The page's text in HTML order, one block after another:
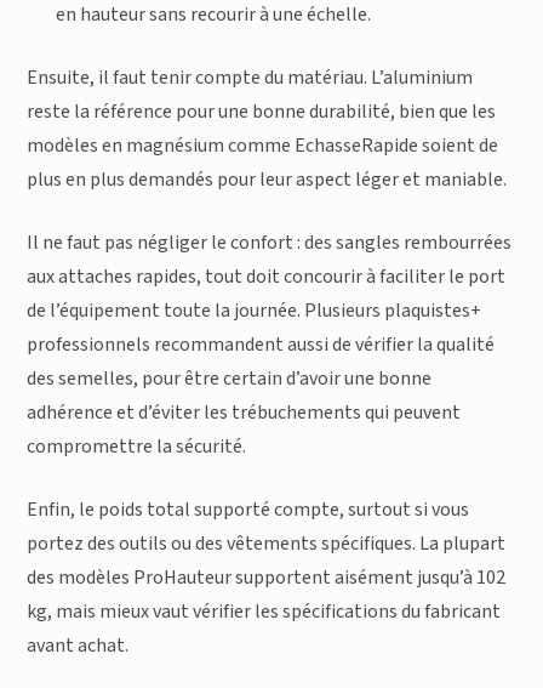
en hauteur sans recourir à une échelle.
Ensuite, il faut tenir compte du matériau. L’aluminium
reste la référence pour une bonne durabilité, bien que les
modèles en magnésium comme EchasseRapide soient de
plus en plus demandés pour leur aspect léger et maniable.
Il ne faut pas négliger le confort : des sangles rembourrées
aux attaches rapides, tout doit concourir à faciliter le port
de l’équipement toute la journée. Plusieurs plaquistes+
professionnels recommandent aussi de vérifier la qualité
des semelles, pour être certain d’avoir une bonne
adhérence et d’éviter les trébuchements qui peuvent
compromettre la sécurité.
Enfin, le poids total supporté compte, surtout si vous
portez des outils ou des vêtements spécifiques. La plupart
des modèles ProHauteur supportent aisément jusqu’à 102
kg, mais mieux vaut vérifier les spécifications du fabricant
avant achat.